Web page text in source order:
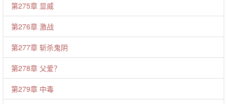
第275章 显威
第276章 激战
第277章 斩杀鬼阴
第278章 父爱？
第279章 中毒